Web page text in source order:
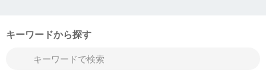
キーワードから探す